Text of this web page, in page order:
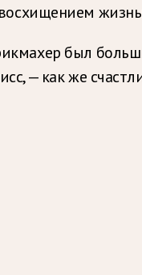
был
— как же